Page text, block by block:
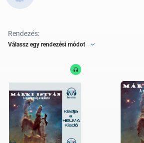
Rendezés:
Válassz egy rendezési módot